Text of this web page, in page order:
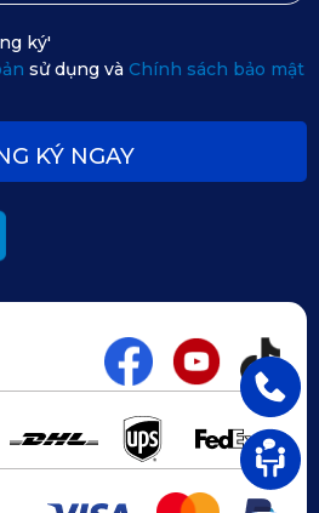
ký'
sử dụng và Chính sách bảo mật
KÝ NGAY